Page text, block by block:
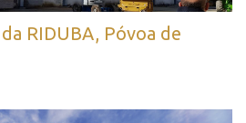
RIDUBA, Póvoa de